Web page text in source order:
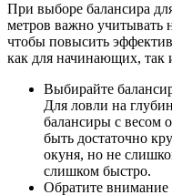
При выборе балансира
метров важно учитывать
чтобы повысить
как для начинающих,
Выбирайте
Для ловли на
балансиры с весом
быть достаточно
окуня, но не
слишком быстро.
Обратите